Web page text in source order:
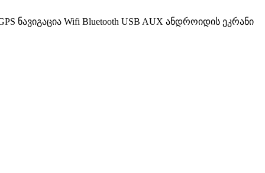
ნავიგაცია Wifi Bluetooth USB AUX ანდროიდის ეკრანი